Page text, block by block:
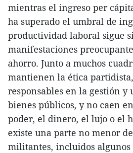
mientras el ingreso per
ha superado el umbral de
productividad laboral sigue
manifestaciones
ahorro. Junto a muchos
mantienen la ética
responsables en la gestión y
bienes públicos, y no caen
poder, el dinero, el lujo o el
existe una parte no menor
militantes, incluidos algunos